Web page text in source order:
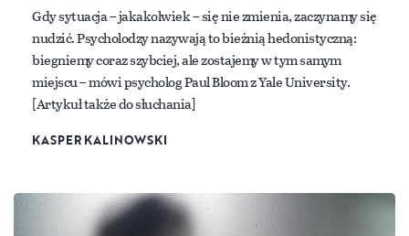
Gdy sytuacja – jakakolwiek – się nie zmienia, zaczynamy się
nudzić. Psycholodzy nazywają to bieżnią hedonistyczną:
biegniemy coraz szybciej, ale zostajemy w tym samym
miejscu – mówi psycholog Paul Bloom z Yale University.
[Artykuł także do słuchania]
KASPER KALINOWSKI